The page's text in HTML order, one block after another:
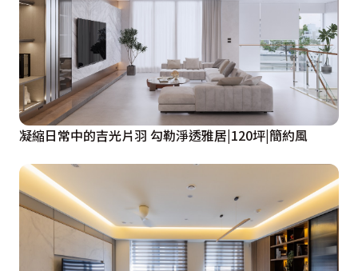
凝縮日常中的吉光片羽 勾勒淨透雅居|120坪|簡約風